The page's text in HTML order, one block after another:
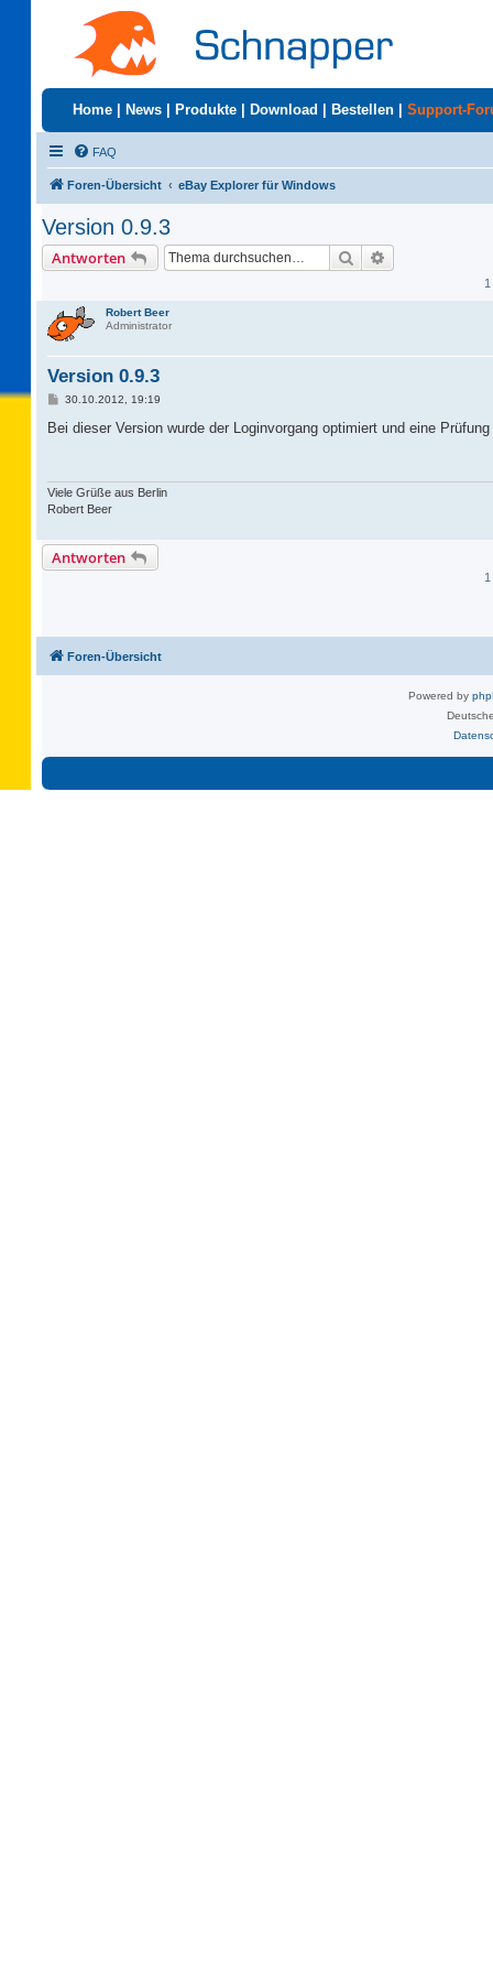
Home News Produkte Download Bestellen Support-
FAQ
Foren-Übersicht eBay Explorer für Windows
Version 0.9.3
Antworten Suche
Robert Beer
Administrator
Version 0.9.3
B
i
30.10.2012, 19:19
Bei dieser Version wurde der Loginvorgang optimiert und eine
Viele Grüße aus Berlin
Robert Beer
Antworten
Foren-Übersicht
Powered by